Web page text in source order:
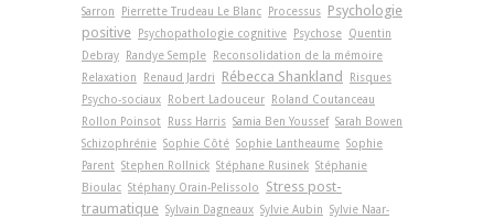
Sarron
Pierrette Trudeau Le Blanc Processus Psychologie
positive
Psychopathologie cognitive Psychose Quentin
Debray
Randye Semple
Reconsolidation de la mémoire
Relaxation
Renaud Jardri Rébecca Shankland
Risques
Psycho-sociaux
Robert Ladouceur
Roland Coutanceau
Rollon Poinsot
Russ Harris Samia Ben Youssef Sarah Bowen
Schizophrénie Sophie Côté Sophie Lantheaume Sophie
Parent Stephen Rollnick Stéphane Rusinek Stéphanie
Bioulac Stéphany Orain-Pelissolo
Stress post-
traumatique Sylvain Dagneaux Sylvie Aubin Sylvie Naar-